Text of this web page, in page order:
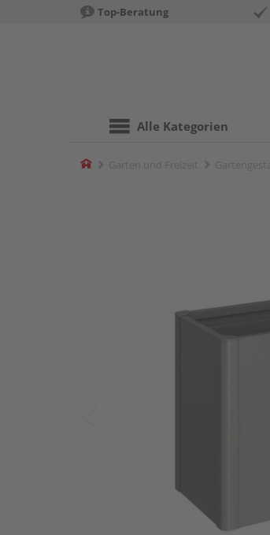
Top-Beratung
Alle Kategorien
Home